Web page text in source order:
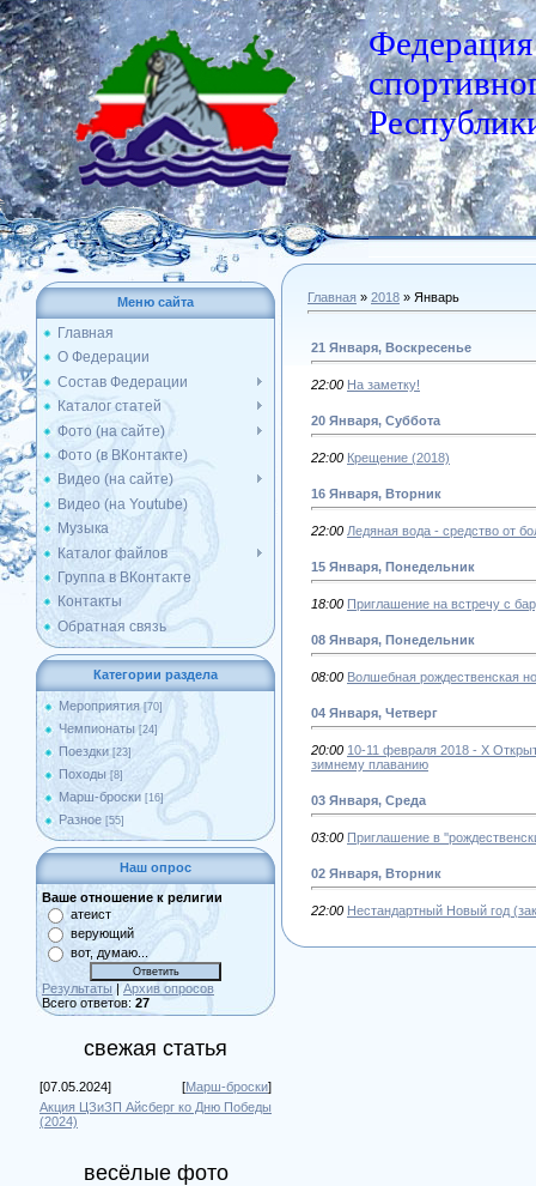
Федерация
Меню сайта
Главная
О Федерации
Состав Федерации
Каталог статей
Фото (на сайте)
Фото (в ВКонтакте)
Видео (на сайте)
Видео (на Youtube)
Музыка
Каталог файлов
Группа в ВКонтакте
Контакты
Обратная связь
Категории раздела
Мероприятия [70]
Чемпионаты [24]
Поездки [23]
Походы [8]
Марш-броски [16]
Разное [55]
Наш опрос
Ваше отношение к религии
атеист
верующий
вот, думаю...
Результаты | Архив опросов
Всего ответов: 27
свежая статья
[07.05.2024] [Марш-броски]
Акция ЦЗиЗП Айсберг ко Дню Победы
(2024)
весёлые фото
Главная » 2018 » Январь
21 Января, Воскресенье
22:00 На заметку!
20 Января, Суббота
22:00 Крещение (2018)
16 Января, Вторник
22:00 Ледяная вода - средство от
15 Января, Понедельник
18:00 Приглашение на встречу с
08 Января, Понедельник
08:00 Волшебная рождественская
04 Января, Четверг
20:00 10-11 февраля 2018 - X
зимнему плаванию
03 Января, Среда
03:00 Приглашение в
02 Января, Вторник
22:00 Нестандартный Новый год